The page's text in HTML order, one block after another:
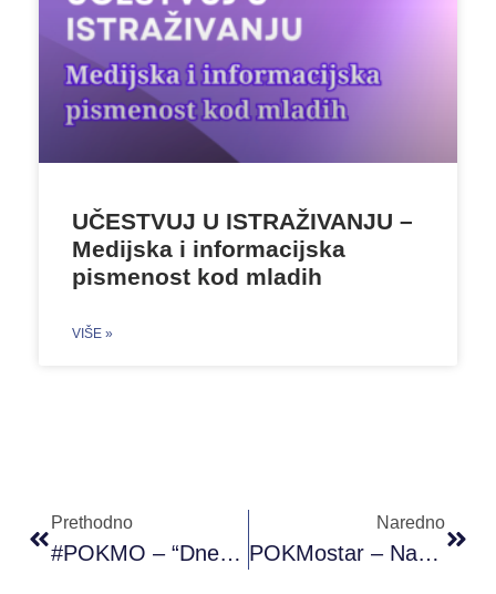
UČESTVUJ U ISTRAŽIVANJU –
Medijska i informacijska
pismenost kod mladih
VIŠE »
Prethodno
#POKMO – “Dnevnik Uma” Poziv Za Učesnike
Naredno
POKMostar – Nastavio Sa 2. Radionicom 4. Modula PAOR Radionica